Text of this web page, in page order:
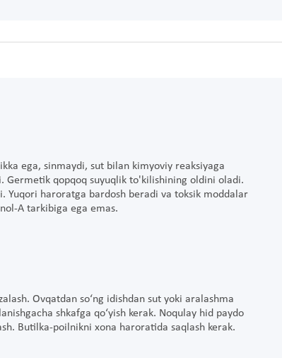
ega, sinmaydi, sut bilan kimyoviy reaksiyaga
qopqoq suyuqlik to'kilishining oldini oladi.
Yuqori haroratga bardosh beradi va toksik moddalar
A tarkibiga ega emas.
Ovqatdan so‘ng idishdan sut yoki aralashma
shkafga qo‘yish kerak. Noqulay hid paydo
Butilka-poilnikni xona haroratida saqlash kerak.